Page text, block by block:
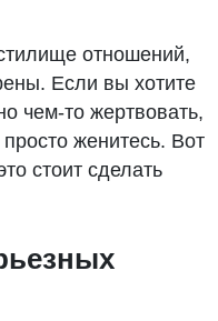
отношений,
Если вы хотите
чем-то жертвовать,
женитесь. Вот
стоит сделать